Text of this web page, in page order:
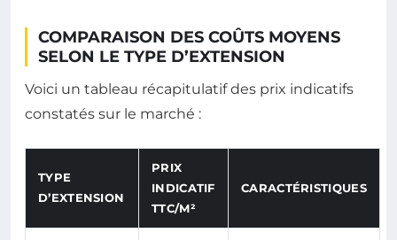
COMPARAISON DES COÛTS MOYENS
SELON LE TYPE D’EXTENSION
Voici un tableau récapitulatif des prix indicatifs
constatés sur le marché :
TYPE
D’EXTENSION
PRIX
INDICATIF
TTC/M²
CARACTÉRISTIQUES